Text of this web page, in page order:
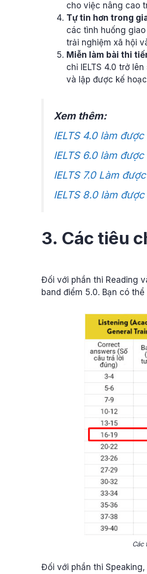
cho việc nâng cao
Tự tin hơn trong
các tình huống
trải nghiệm xã hội
Miễn làm bài thi
chỉ IELTS 4.0 trở
và lập được kế
Xem thêm:
IELTS 4.0 làm được
IELTS 6.0 làm được
IELTS 7.0 Làm
IELTS 8.0 làm
3. Các tiêu
Đối với phần thi Reading
band điểm 5.0. Bạn có
Các
Đối với phần thi